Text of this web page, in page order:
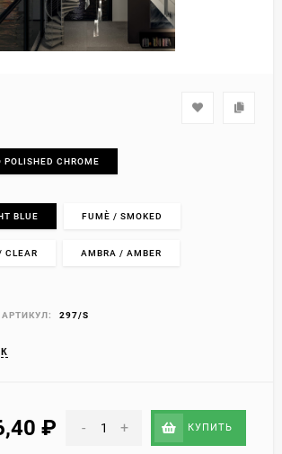
POLISHED CHROME
BLUE FUMÈ / SMOKED
CLEAR AMBRA / AMBER
АРТИКУЛ: 297/S
₽ - + КУПИТЬ